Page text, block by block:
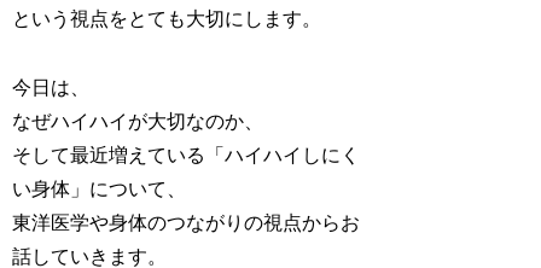
という視点をとても大切にします。
今日は、
なぜハイハイが大切なのか、
そして最近増えている「ハイハイしにく
い身体」について、
東洋医学や身体のつながりの視点からお
話していきます。